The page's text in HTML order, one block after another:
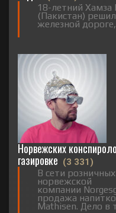
18-летний Хамза
(Пакистан)
железной
Норвежских
газировке (3 331)
В сети
норвежской
компании
продажа
Mathisen. Дело в